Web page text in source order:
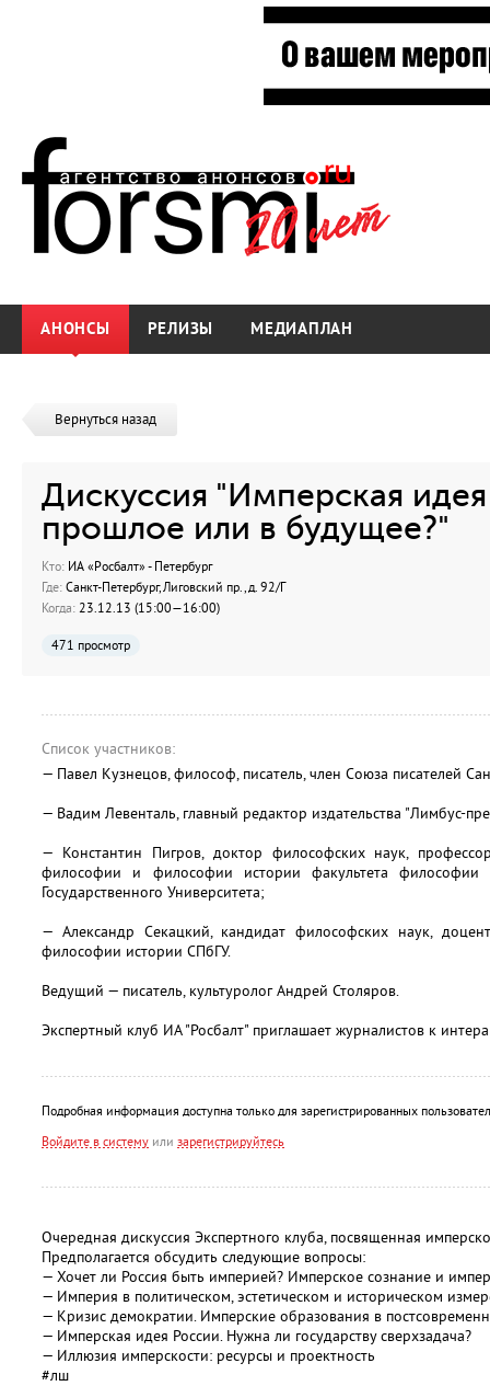
АНОНСЫ РЕЛИЗЫ МЕДИАПЛАН
Вернуться назад
Дискуссия "Имперская
прошлое или в будущее?"
Кто: ИА «Росбалт» - Петербург
Где: Санкт-Петербург, Лиговский пр., д. 92/Г
Когда: 23.12.13 (15:00—16:00)
471 просмотр
Список участников:
— Павел Кузнецов, философ, писатель, член Союза писателей
— Вадим Левенталь, главный редактор издательства "Лимбус-
— Константин Пигров, доктор философских наук,
философии и философии истории факультета философии и
Государственного Университета;
— Александр Секацкий, кандидат философских наук,
философии истории СПбГУ.
Ведущий — писатель, культуролог Андрей Столяров.
Экспертный клуб ИА "Росбалт" приглашает журналистов к
Подробная информация доступна только для зарегистрированных
Войдите в систему или зарегистрируйтесь
Очередная дискуссия Экспертного клуба, посвященная
Предполагается обсудить следующие вопросы:
— Хочет ли Россия быть империей? Имперское сознание и
— Империя в политическом, эстетическом и историческом
— Кризис демократии. Имперские образования в
— Имперская идея России. Нужна ли государству сверхзадача?
— Иллюзия имперскости: ресурсы и проектность
#лш